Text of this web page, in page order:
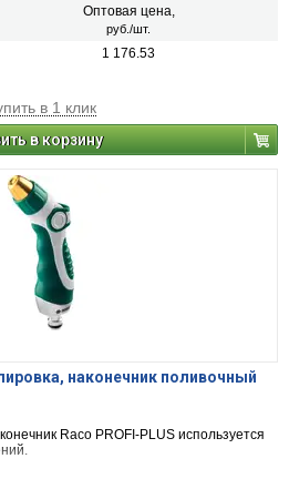
Оптовая цена,
руб./шт.
1 176.53
в 1 клик
в корзину
наконечник поливочный
Raco PROFI-PLUS используется